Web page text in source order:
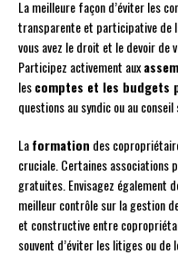
La meilleure façon d’éviter les
transparente et participative de
vous avez le droit et le devoir de
Participez activement aux
lescomptes et les budgets
questions au syndic ou au
Laformation des
cruciale. Certaines associations
gratuites. Envisagez également
meilleur contrôle sur la gestion
et constructive entre
souvent d’éviter les litiges ou de